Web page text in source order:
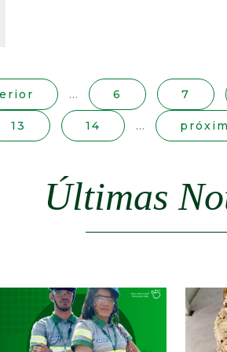
… 6 7
13 14 …
Últimas